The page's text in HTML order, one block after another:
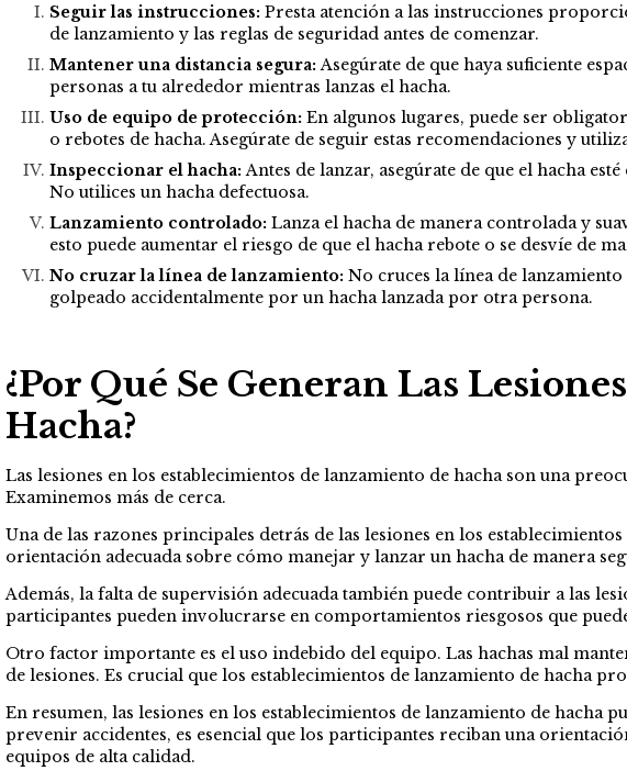
Seguir las instrucciones: Presta atención a las instrucciones
de lanzamiento y las reglas de seguridad antes de comenzar.
Mantener una distancia segura:Asegúrate de que haya suficiente
personas a tu alrededor mientras lanzas el hacha.
Uso de equipo de protección: En algunos lugares, puede ser
o rebotes de hacha. Asegúrate de seguir estas recomendaciones y
Inspeccionar el hacha:Antes de lanzar, asegúrate de que el hacha
No utilices un hacha defectuosa.
Lanzamiento controlado: Lanza el hacha de manera controlada y
esto puede aumentar el riesgo de que el hacha rebote o se desvíe de
No cruzar la línea de lanzamiento: No cruces la línea de lanzamiento
golpeado accidentalmente por un hacha lanzada por otra persona.
¿Por Qué Se Generan Las
Hacha?
Las lesiones en los establecimientos de lanzamiento de hacha son una
Examinemos más de cerca.
Una de las razones principales detrás de las lesiones en los
orientación adecuada sobre cómo manejar y lanzar un hacha de manera
Además, la falta de supervisión adecuada también puede contribuir a las
participantes pueden involucrarse en comportamientos riesgosos que
Otro factor importante es el uso indebido del equipo. Las hachas mal
de lesiones. Es crucial que los establecimientos de lanzamiento de hacha
En resumen, las lesiones en los establecimientos de lanzamiento de hacha
prevenir accidentes, es esencial que los participantes reciban una
equipos de alta calidad.